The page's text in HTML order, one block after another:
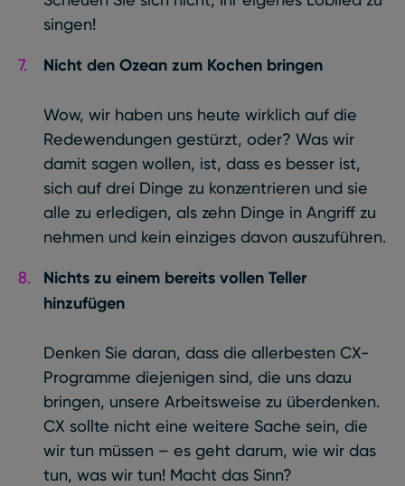
singen!
Nicht den Ozean zum Kochen bringen
Wow, wir haben uns heute wirklich auf die
Redewendungen gestürzt, oder? Was wir
damit sagen wollen, ist, dass es besser ist,
sich auf drei Dinge zu konzentrieren und sie
alle zu erledigen, als zehn Dinge in Angriff zu
nehmen und kein einziges davon auszuführen.
Nichts zu einem bereits vollen Teller
hinzufügen
Denken Sie daran, dass die allerbesten CX-
Programme diejenigen sind, die uns dazu
bringen, unsere Arbeitsweise zu überdenken.
CX sollte nicht eine weitere Sache sein, die
wir tun müssen – es geht darum, wie wir das
tun, was wir tun! Macht das Sinn?